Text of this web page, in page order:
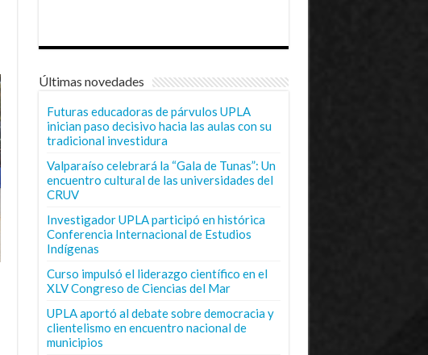
Últimas novedades
Futuras educadoras de párvulos UPLA
inician paso decisivo hacia las aulas con su
tradicional investidura
Valparaíso celebrará la “Gala de Tunas”: Un
encuentro cultural de las universidades del
CRUV
Investigador UPLA participó en histórica
Conferencia Internacional de Estudios
Indígenas
Curso impulsó el liderazgo científico en el
XLV Congreso de Ciencias del Mar
UPLA aportó al debate sobre democracia y
clientelismo en encuentro nacional de
municipios